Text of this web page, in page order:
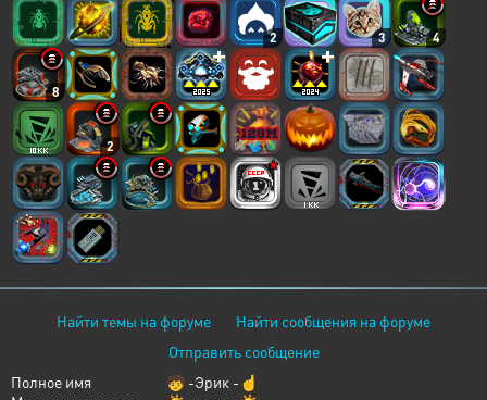
2 3 4
8
2
Найти темы на форуме
Найти сообщения на форуме
Отправить сообщение
Полное имя
🧒 -Эрик -☝️